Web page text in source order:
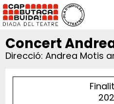
Concert
Direcció: Andrea Motis